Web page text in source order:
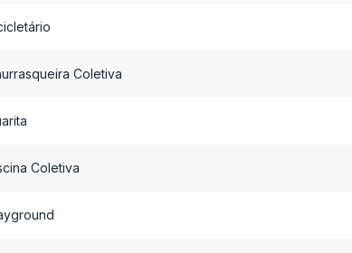
Coletiva
Coletiva